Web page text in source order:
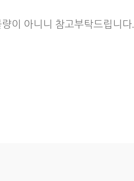
이 아니니 참고부탁드립니다.